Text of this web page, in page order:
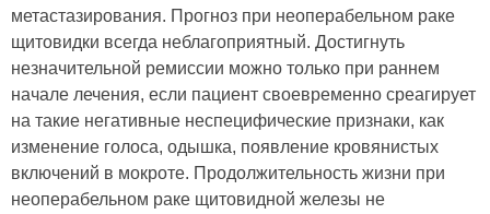
метастазирования. Прогноз при неоперабельном раке
щитовидки всегда неблагоприятный. Достигнуть
незначительной ремиссии можно только при раннем
начале лечения, если пациент своевременно среагирует
на такие негативные неспецифические признаки, как
изменение голоса, одышка, появление кровянистых
включений в мокроте. Продолжительность жизни при
неоперабельном раке щитовидной железы не